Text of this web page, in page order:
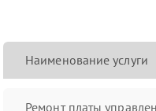
Наименование услуги
Ремонт платы